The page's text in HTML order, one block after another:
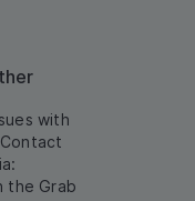
with
the Grab